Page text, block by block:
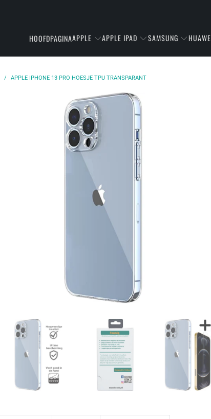
HOOFDPAGINAAPPLE APPLE IPAD SAMSUNG
/ APPLE IPHONE 13 PRO HOESJE TPU TRANSPARANT